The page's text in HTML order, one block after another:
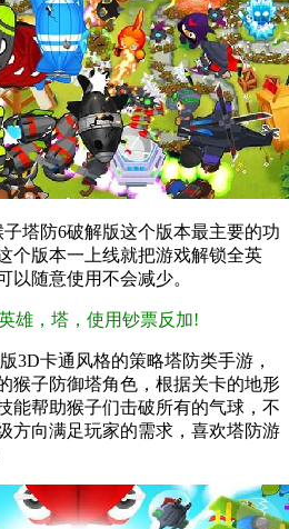
塔防6破解版这个版本最主要的功
个版本一上线就把游戏解锁全英
以随意使用不会减少。
雄，塔，使用钞票反加!
3D卡通风格的策略塔防类手游，
猴子防御塔角色，根据关卡的地形
能帮助猴子们击破所有的气球，不
方向满足玩家的需求，喜欢塔防游